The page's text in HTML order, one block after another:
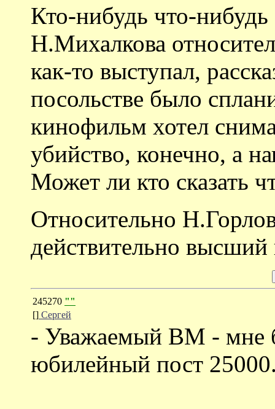
Кто-нибудь что-нибудь
Н.Михалкова
как-то выступал,
посольстве было
кинофильм хотел
убийство, конечно, а
Может ли кто сказать
Относительно
действительно высший
245270 ""
[] Сергей
- Уважаемый ВМ - мне
юбилейный пост